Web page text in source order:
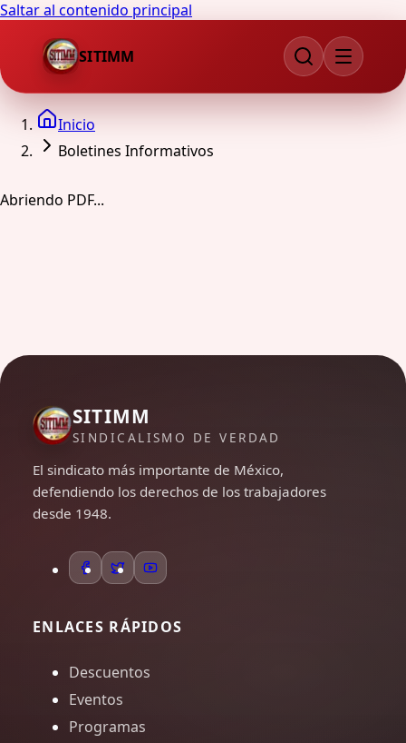
Saltar al contenido principal
SITIMM
Inicio
Boletines Informativos
Abriendo PDF...
SITIMM
SINDICALISMO DE VERDAD
El sindicato más importante de México,
defendiendo los derechos de los trabajadores
desde 1948.
ENLACES RÁPIDOS
Descuentos
Eventos
Programas